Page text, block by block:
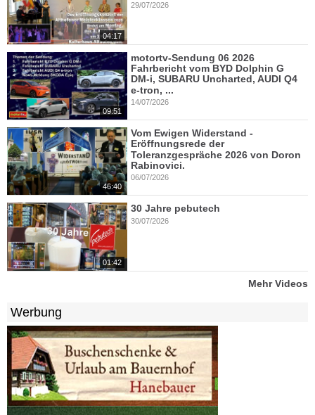
04:17
29/07/2026
09:51
motortv-Sendung 06 2026
Fahrbericht vom BYD Dolphin G
DM-i, SUBARU Uncharted, AUDI Q4
e-tron, ...
14/07/2026
46:40
Vom Ewigen Widerstand -
Eröffnungsrede der
Toleranzgespräche 2026 von Doron
Rabinovici.
06/07/2026
01:42
30 Jahre pebutech
30/07/2026
Mehr Videos
Werbung